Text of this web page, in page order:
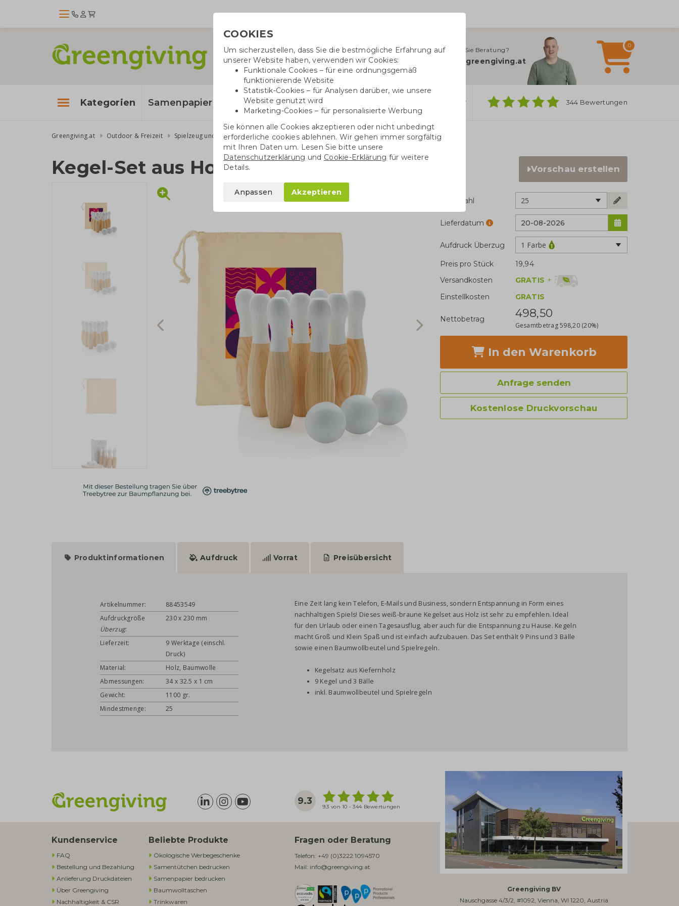
Benötigen Sie Beratung?
info@greengiving.at
0
Kategorien Samenpapier Baumwolltaschen Kugelschreiber 344 Bewertungen
Greengiving.at Outdoor & Freizeit Spielzeug und Spiele Spiele Kegel-Set aus Holz
Kegel-Set aus Holz Vorschau erstellen
Stückzahl 25
Lieferdatum
Aufdruck Überzug 1 Farbe
Preis pro Stück
19,94
Versandkosten
GRATIS +
Einstellkosten
GRATIS
Nettobetrag 498,50
Gesamtbetrag598,20 (20%)
In den Warenkorb
Anfrage senden
Kostenlose Druckvorschau
Produktinformationen Aufdruck Vorrat Preisübersicht
Artikelnummer:
88453549
Aufdruckgröße
Überzug:
230 x 230 mm
Lieferzeit:
9 Werktage (einschl.
Druck)
Material:
Holz, Baumwolle
Abmessungen:
34 x 32.5 x 1 cm
Gewicht:
1100 gr.
Mindestmenge:
25
Eine Zeit lang kein Telefon, E-Mails und Business, sondern Entspannung in Form eines
nachhaltigen Spiels! Dieses weiß-braune Kegelset aus Holz ist sehr zu empfehlen. Ideal
für den Urlaub oder einen Tagesausflug, aber auch für die Entspannung zu Hause. Kegeln
macht Groß und Klein Spaß und ist einfach aufzubauen. Das Set enthält 9 Pins und 3 Bälle
sowie einen Baumwollbeutel und Spielregeln.
Kegelsatz aus Kiefernholz
9 Kegel und 3 Bälle
inkl. Baumwollbeutel und Spielregeln
9.3
9.3 von 10 - 344 Bewertungen
Kundenservice
FAQ
Bestellung und Bezahlung
Anlieferung Druckdateien
Über Greengiving
Nachhaltigkeit & CSR
Beliebte Produkte
Ökologische Werbegeschenke​
Samentütchen bedrucken
Samenpapier bedrucken
Baumwolltaschen​
Trinkwaren
Fragen oder Beratung
Telefon: +49 (0)3222 1094570
Mail: info@greengiving.at
Greengiving BV
Nauschgasse 4/3/2, #1092, Vienna, WI 1220, Austria
COOKIES
Um sicherzustellen, dass Sie die bestmögliche Erfahrung auf
unserer Website haben, verwenden wir Cookies:
Funktionale Cookies – für eine ordnungsgemäß
funktionierende Website
Statistik-Cookies – für Analysen darüber, wie unsere
Website genutzt wird
Marketing-Cookies – für personalisierte Werbung
Sie können alle Cookies akzeptieren oder nicht unbedingt
erforderliche cookies ablehnen. Wir gehen immer sorgfältig
mit Ihren Daten um. Lesen Sie bitte unsere
Datenschutzerklärung und Cookie-Erklärung für weitere
Details.
Anpassen Akzeptieren